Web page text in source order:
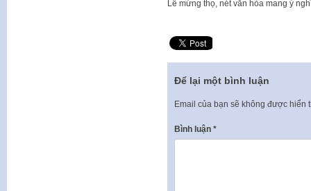
Lễ mừng thọ, nét văn hóa mang ý
Để lại một bình luận
Email của bạn sẽ không được hiển
Bình luận *